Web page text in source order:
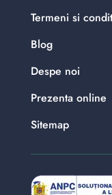
Termeni si
Blog
Despe noi
Prezenta online
Sitemap